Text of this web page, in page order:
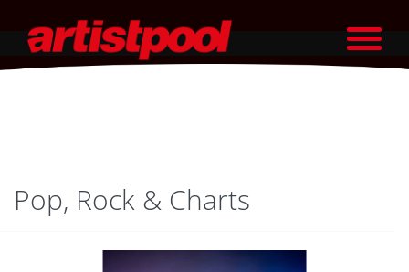
Pop, Rock & Charts